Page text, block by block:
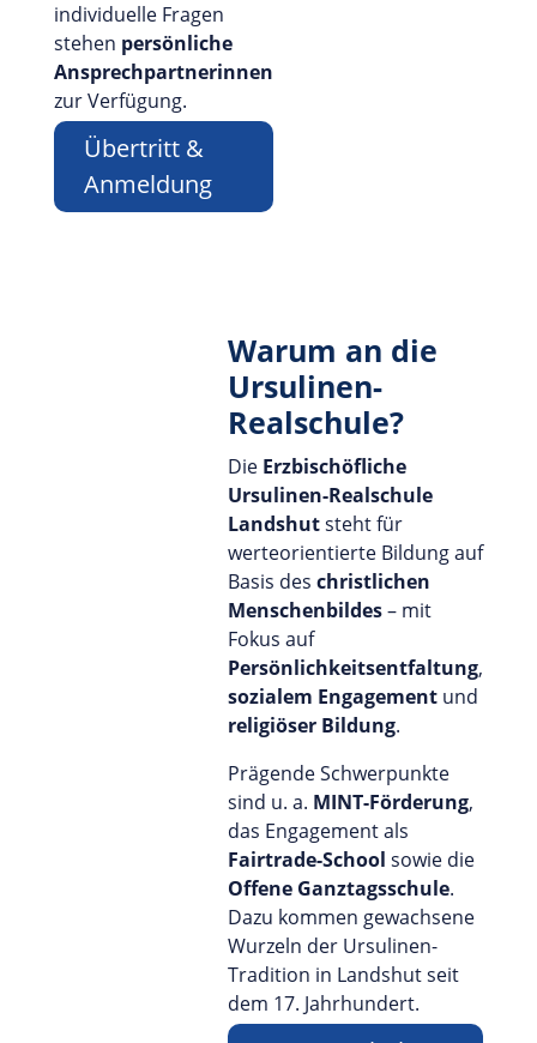
individuelle Fragen
stehen persönliche
Ansprechpartnerinnen
zur Verfügung.
Übertritt &
Anmeldung
Warum an die
Ursulinen-
Realschule?
Die Erzbischöfliche
Ursulinen-Realschule
Landshutsteht für
werteorientierte Bildung auf
Basis deschristlichen
Menschenbildes– mit
Fokus auf
Persönlichkeitsentfaltung,
sozialem Engagement und
religiöser Bildung.
Prägende Schwerpunkte
sind u. a. MINT-Förderung,
das Engagement als
Fairtrade-School sowie die
Offene Ganztagsschule.
Dazu kommen gewachsene
Wurzeln der Ursulinen-
Tradition in Landshut seit
dem 17. Jahrhundert.